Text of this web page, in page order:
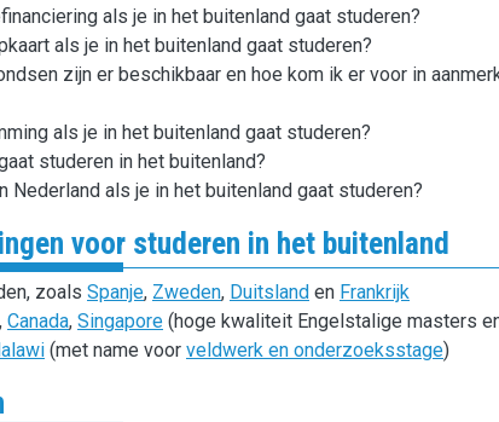
als je in het buitenland gaat studeren?
als je in het buitenland gaat studeren?
zijn er beschikbaar en hoe kom ik er voor in
als je in het buitenland gaat studeren?
studeren in het buitenland?
Nederland als je in het buitenland gaat studeren?
voor studeren in het buitenland
zoals Spanje, Zweden, Duitsland en Frankrijk
, Canada, Singapore (hoge kwaliteit Engelstalige masters
(met name voor veldwerk en onderzoeksstage)